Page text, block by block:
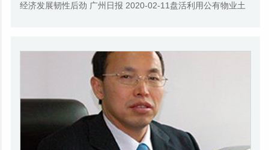
经济发展韧性后劲 广州日报 2020-02-11盘活利用公有物业土